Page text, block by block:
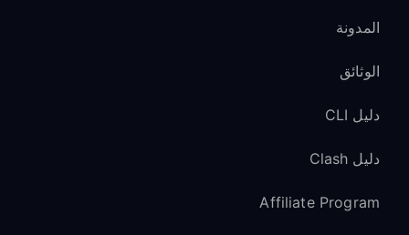
المدونة
الوثائق
دليل CLI
دليل Clash
Affiliate Program